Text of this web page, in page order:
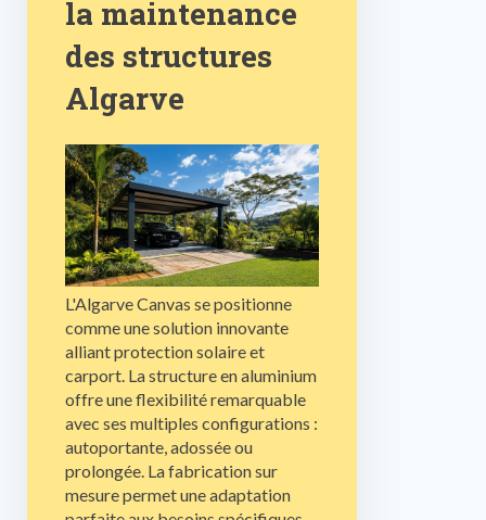
la maintenance
des structures
Algarve
L'Algarve Canvas se positionne
comme une solution innovante
alliant protection solaire et
carport. La structure en aluminium
offre une flexibilité remarquable
avec ses multiples configurations :
autoportante, adossée ou
prolongée. La fabrication sur
mesure permet une adaptation